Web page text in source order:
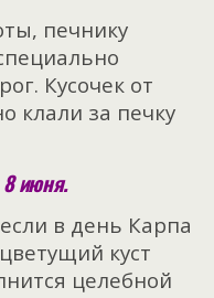
печнику
Кусочек от
клали за печку
июня.
в день Карпа
куст
целебной